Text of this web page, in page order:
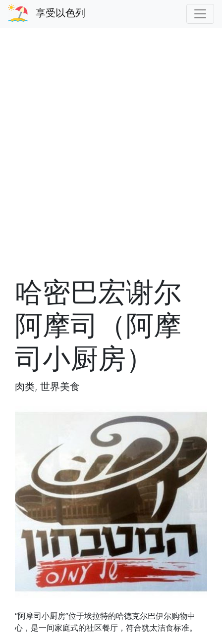
享受以色列
哈密巴宏谢尔
阿摩司（阿摩
司小厨房）
肉类, 世界美食
“阿摩司小厨房”位于埃拉特的哈德克尔巴伊尔购物中
心，是一间家庭式的社区餐厅，符合犹太洁食标准。